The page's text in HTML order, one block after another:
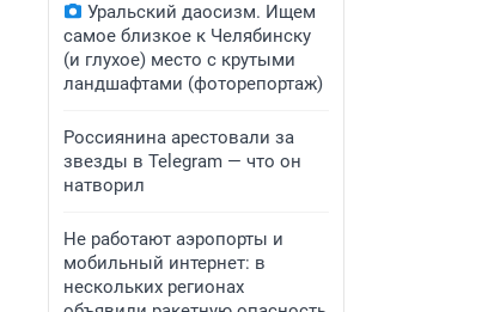
Уральский даосизм. Ищем
самое близкое к Челябинску
(и глухое) место с крутыми
ландшафтами (фоторепортаж)
Россиянина арестовали за
звезды в Telegram — что он
натворил
Не работают аэропорты и
мобильный интернет: в
нескольких регионах